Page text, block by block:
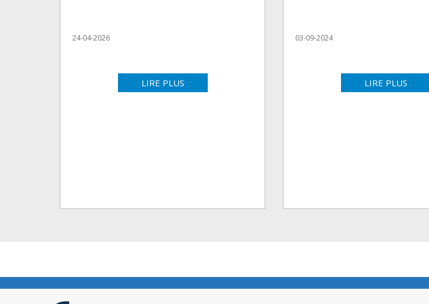
24-04-2026
LIRE PLUS
03-09-2024
LIRE PLUS